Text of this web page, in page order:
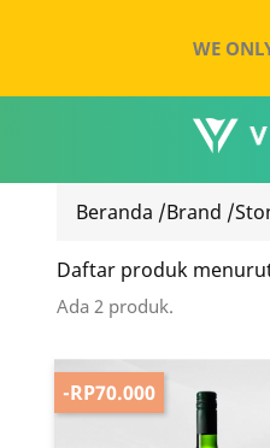
WE
Beranda /Brand /
Daftar produk
Ada 2 produk.
-RP70.000